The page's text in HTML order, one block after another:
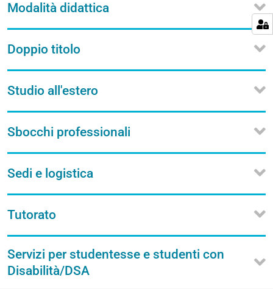
Modalità didattica
Doppio titolo
Studio all'estero
Sbocchi professionali
Sedi e logistica
Tutorato
Servizi per studentesse e studenti con
Disabilità/DSA